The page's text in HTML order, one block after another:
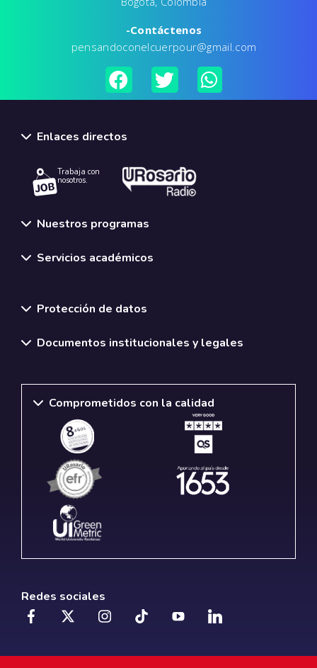
-Contáctenos
pensandoconelcuerpour@gmail.com
Enlaces directos
Trabaja con
nosotros.
Nuestros programas
Servicios académicos
Protección de datos
Documentos institucionales y legales
Comprometidos con la calidad
Redes sociales